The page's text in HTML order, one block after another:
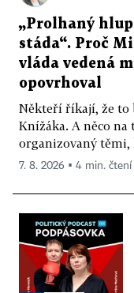
„Prolhaný
stáda“. Proč
vláda vedená
opovrhoval
Někteří říkají, že to
Knížáka. A něco
organizovaný těmi,
7. 8. 2026 ▪ 4 min. čtení